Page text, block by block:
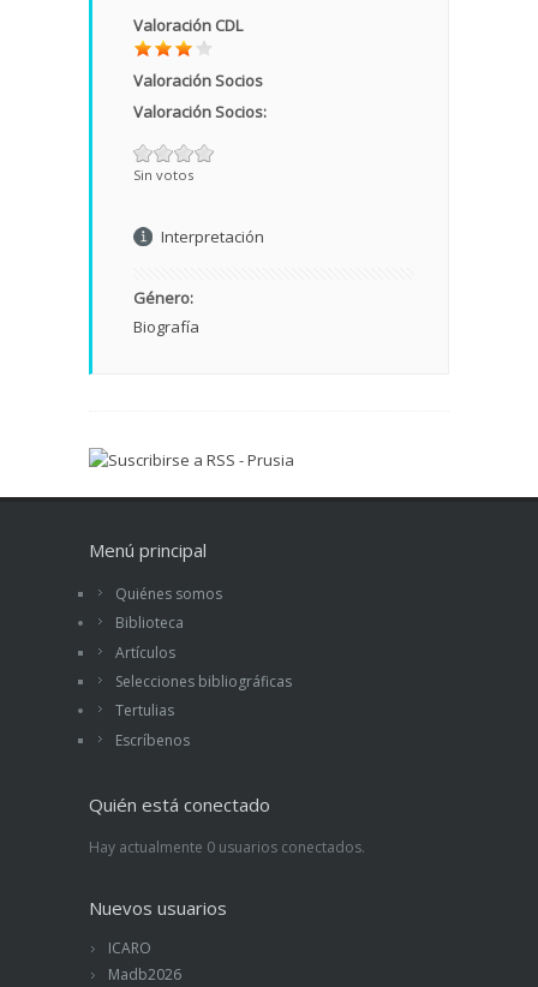
Valoración CDL
Valoración Socios
Valoración Socios:
Sin votos
Interpretación
Género:
Biografía
Menú principal
Quiénes somos
Biblioteca
Artículos
Selecciones bibliográficas
Tertulias
Escríbenos
Quién está conectado
Hay actualmente 0 usuarios conectados.
Nuevos usuarios
ICARO
Madb2026